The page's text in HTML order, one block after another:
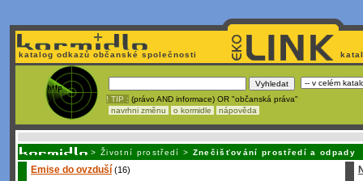
katalog odkazů občanské společnosti
! TIP : (právo AND informace) OR "občanská práva"
navrhni změnu
o kormidle nápověda
> Životní prostředí > Znečišťování prostředí a odpady
Emise do ovzduší (16)